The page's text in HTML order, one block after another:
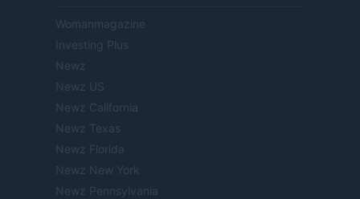
Womanmagazine
Investing Plus
Newz
Newz US
Newz California
Newz Texas
Newz Florida
Newz New York
Newz Pennsylvania